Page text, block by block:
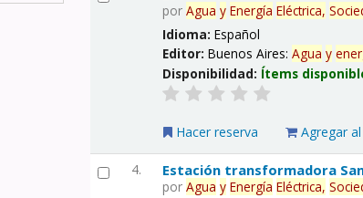
porAgua y Energía Eléctrica,
Idioma:Español
Editor:Buenos Aires:Agua y
Disponibilidad: Ítems
Hacer reserva Agregar
4. Estación transformadora
porAgua y Energía Eléctrica,